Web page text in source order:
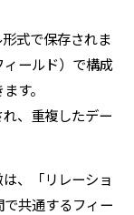
式で保存されま
ィールド）で構成
す。
、重複したデー
、「リレーショ
共通するフィー